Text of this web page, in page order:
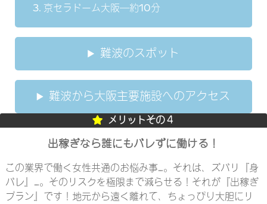
京セラドーム大阪―約10分
難波のスポット
難波から大阪主要施設へのアクセス
メリットその４
出稼ぎなら誰にもバレずに働ける！
この業界で働く女性共通のお悩み事…。それは、ズバリ『身
バレ』…。そのリスクを極限まで減らせる！それが『出稼ぎ
プラン』です！地元から遠く離れて、ちょっぴり大胆にリ